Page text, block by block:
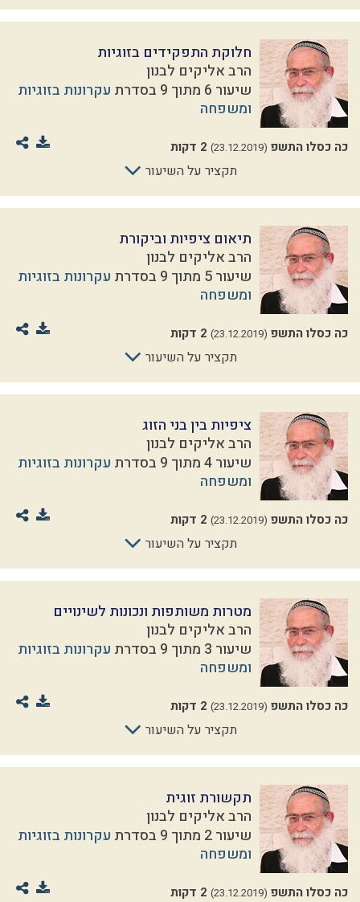
חלוקת התפקידים בזוגיות
הרב אליקים לבנון
שיעור 6 מתוך 9 בסדרת
עקרונות בזוגיות
ומשפחה
כה כסלו התשפ (23.12.2019) 2 דקות
תקציר על השיעור
תיאום ציפיות וביקורת
הרב אליקים לבנון
שיעור 5 מתוך 9 בסדרת
עקרונות בזוגיות
ומשפחה
כה כסלו התשפ (23.12.2019) 2 דקות
תקציר על השיעור
ציפיות בין בני הזוג
הרב אליקים לבנון
שיעור 4 מתוך 9 בסדרת
עקרונות בזוגיות
ומשפחה
כה כסלו התשפ (23.12.2019) 2 דקות
תקציר על השיעור
מטרות משותפות ונכונות לשינויים
הרב אליקים לבנון
שיעור 3 מתוך 9 בסדרת
עקרונות בזוגיות
ומשפחה
כה כסלו התשפ (23.12.2019) 2 דקות
תקציר על השיעור
תקשורת זוגית
הרב אליקים לבנון
שיעור 2 מתוך 9 בסדרת
עקרונות בזוגיות
ומשפחה
כה כסלו התשפ (23.12.2019) 2 דקות